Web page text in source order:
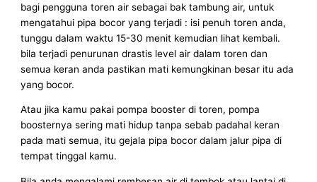
bagi pengguna toren air sebagai bak tambung air, untuk
mengatahui pipa bocor yang terjadi : isi penuh toren anda,
tunggu dalam waktu 15-30 menit kemudian lihat kembali.
bila terjadi penurunan drastis level air dalam toren dan
semua keran anda pastikan mati kemungkinan besar itu ada
yang bocor.
Atau jika kamu pakai pompa booster di toren, pompa
boosternya sering mati hidup tanpa sebab padahal keran
pada mati semua, itu gejala pipa bocor dalam jalur pipa di
tempat tinggal kamu.